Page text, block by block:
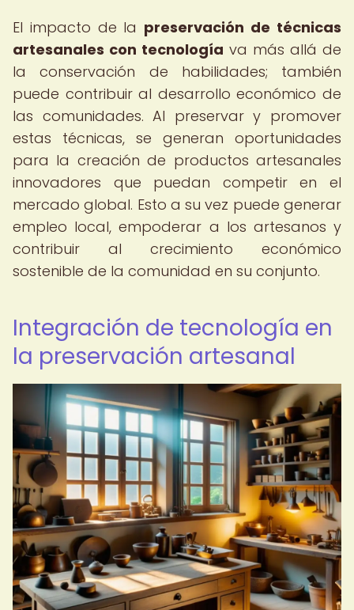
El impacto de la preservación de técnicas
artesanales con tecnología va más allá de
la conservación de habilidades; también
puede contribuir al desarrollo económico de
las comunidades. Al preservar y promover
estas técnicas, se generan oportunidades
para la creación de productos artesanales
innovadores que puedan competir en el
mercado global. Esto a su vez puede generar
empleo local, empoderar a los artesanos y
contribuir al crecimiento económico
sostenible de la comunidad en su conjunto.
Integración de tecnología en
la preservación artesanal